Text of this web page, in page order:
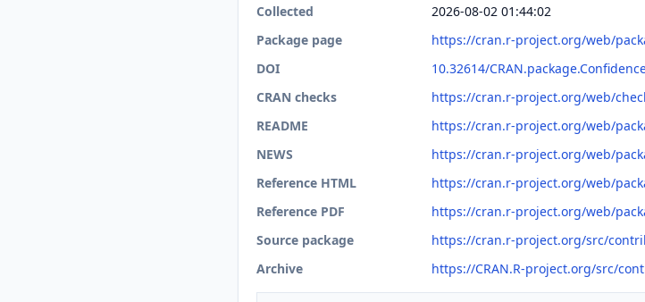
Collected
2026-08-02 01:44:02
Package page
https://cran.r-project.org/web/
DOI
10.32614/
CRAN checks
https://cran.r-project.org/web/
README
https://cran.r-project.org/web/
NEWS
https://cran.r-project.org/web/
Reference HTML
https://cran.r-project.org/web/
Reference PDF
https://cran.r-project.org/web/
Source package
https://cran.r-project.org/src/
Archive
https://CRAN.R-project.org/src/